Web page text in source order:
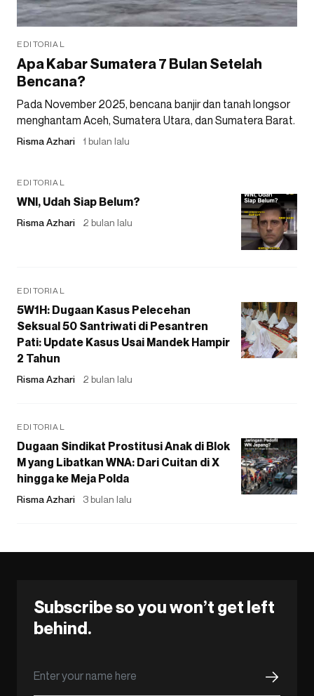
EDITORIAL
Apa Kabar Sumatera 7 Bulan Setelah
Bencana?
Pada November 2025, bencana banjir dan tanah longsor
menghantam Aceh, Sumatera Utara, dan Sumatera Barat.
Risma Azhari 1 bulan lalu
EDITORIAL
WNI, Udah Siap Belum?
Risma Azhari 2 bulan lalu
EDITORIAL
5W1H: Dugaan Kasus Pelecehan
Seksual 50 Santriwati di Pesantren
Pati: Update Kasus Usai Mandek Hampir
2 Tahun
Risma Azhari 2 bulan lalu
EDITORIAL
Dugaan Sindikat Prostitusi Anak di Blok
M yang Libatkan WNA: Dari Cuitan di X
hingga ke Meja Polda
Risma Azhari 3 bulan lalu
Subscribe so you won’t get left
behind.